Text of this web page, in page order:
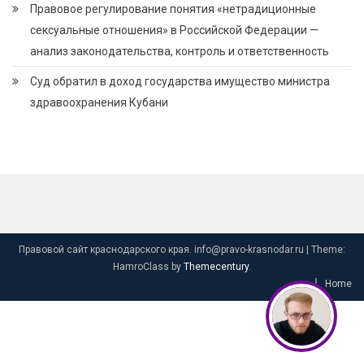
Правовое регулирование понятия «нетрадиционные
сексуальные отношения» в Российской Федерации —
анализ законодательства, контроль и ответственность
Суд обратил в доход государства имущество министра
здравоохранения Кубани
Правовой сайт краснодарского края. info@pravo-krasnodar.ru
Theme:
HamroClass by Themecentury.
Home